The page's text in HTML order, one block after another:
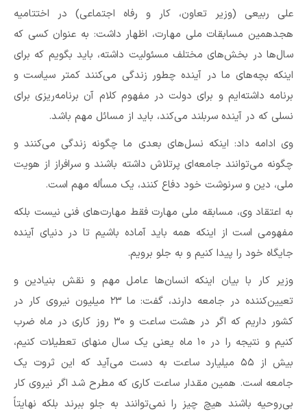
علی ربیعی (وزیر تعاون، کار و رفاه اجتماعی) در اختتامیه
هجدهمین مسابقات ملی مهارت، اظهار داشت: به عنوان کسی که
سال‌ها در بخش‌های مختلف مسئولیت داشته، باید بگویم که برای
اینکه بچه‌های ما در آینده چطور زندگی می‌کنند کمتر سیاست و
برنامه داشته‌ایم و برای دولت در مفهوم کلام آن برنامه‌ریزی برای
نسلی که در آینده سربلند می‌کند، باید از مسائل مهم باشد.
وی ادامه داد: اینکه نسل‌های بعدی ما چگونه زندگی می‌کنند و
چگونه می‌توانند جامعه‌ای پرتلاش داشته باشند و سرافراز از هویت
ملی، دین و سرنوشت خود دفاع کنند، یک مسأله مهم است.
به اعتقاد وی، مسابقه ملی مهارت فقط مهارت‌های فنی نیست بلکه
مفهومی است از اینکه همه باید آماده باشیم تا در دنیای آینده
جایگاه خود را پیدا کنیم و به جلو برویم.
وزیر کار با بیان اینکه انسان‌ها عامل مهم و نقش بنیادین و
تعیین‌کننده در جامعه دارند، گفت: ما ۲۳ میلیون نیروی کار در
کشور داریم که اگر در هشت ساعت و ۳۰ روز کاری در ماه ضرب
کنیم و نتیجه را در ۱۰ ماه یعنی یک سال منهای تعطیلات کنیم،
بیش از ۵۵ میلیارد ساعت به دست می‌آید که این ثروت یک
جامعه است. همین مقدار ساعت کاری که مطرح شد اگر نیروی کار
بی‌روحیه باشند هیچ چیز را نمی‌توانند به جلو ببرند بلکه نهایتاً